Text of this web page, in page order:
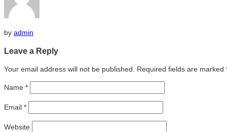
by admin
Leave a Reply
Your email address will not be published. Required fields are marked
Name *
Email *
Website